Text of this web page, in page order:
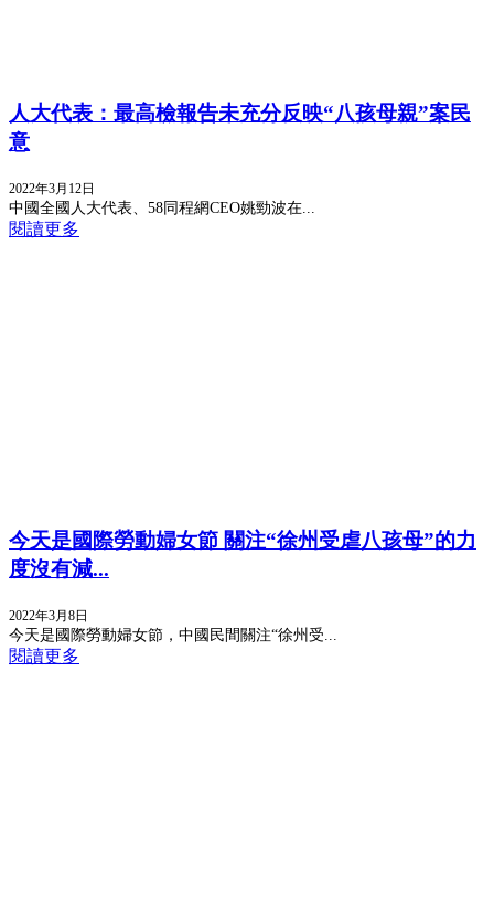
人大代表：最高檢報告未充分反映“八孩母親”案民
意
2022年3月12日
中國全國人大代表、58同程網CEO姚勁波在...
閱讀更多
今天是國際勞動婦女節 關注“徐州受虐八孩母”的力
度沒有減...
2022年3月8日
今天是國際勞動婦女節，中國民間關注“徐州受...
閱讀更多